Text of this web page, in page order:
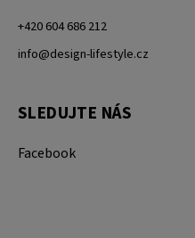
+420 604 686 212
info@design-lifestyle.cz
SLEDUJTE NÁS
Facebook